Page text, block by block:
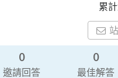
累
0
邀請回答
0
最佳解答